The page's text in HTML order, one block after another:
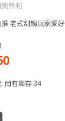
鋒利
老式刮鬍玩家愛好
尚有庫存 34